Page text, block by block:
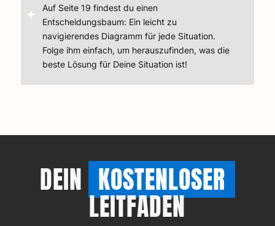
Auf Seite 19 findest du einen
Entscheidungsbaum: Ein leicht zu
navigierendes Diagramm für jede Situation.
Folge ihm einfach, um herauszufinden, was die
beste Lösung für Deine Situation ist!
DEIN KOSTENLOSER
LEITFADEN